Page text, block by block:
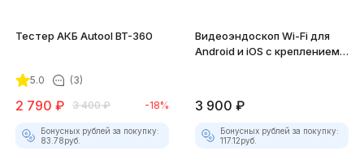
Тестер АКБ Autool BT-360
5.0 (3)
2 790 ₽ 3 400 ₽ -18%
Бонусных рублей за покупку:
83.78руб.
Видеоэндоскоп Wi-Fi для
Android и iOS с креплением
3 900 ₽
Бонусных рублей за покупку:
117.12руб.